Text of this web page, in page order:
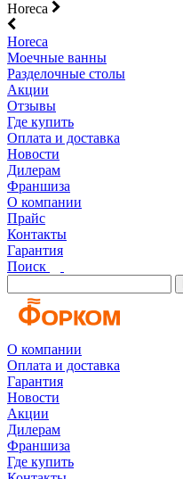
Horeca
Horeca
Моечные ванны
Разделочные столы
Акции
Отзывы
Где купить
Оплата и доставка
Новости
Дилерам
Франшиза
О компании
Прайс
Контакты
Гарантия
Поиск
О компании
Оплата и доставка
Гарантия
Новости
Акции
Дилерам
Франшиза
Где купить